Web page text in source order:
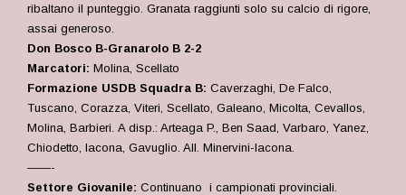
ribaltano il punteggio. Granata raggiunti solo su calcio di rigore,
assai generoso.
Don Bosco B-Granarolo B 2-2
Marcatori: Molina, Scellato
Formazione USDB Squadra B: Caverzaghi, De Falco,
Tuscano, Corazza, Viteri, Scellato, Galeano, Micolta, Cevallos,
Molina, Barbieri. A disp.: Arteaga P., Ben Saad, Varbaro, Yanez,
Chiodetto, Iacona, Gavuglio. All. Minervini-Iacona.
——-
Settore Giovanile: Continuano i campionati provinciali.